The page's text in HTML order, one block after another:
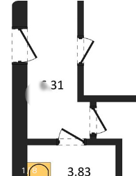
1 / 8
Прокрутить влево